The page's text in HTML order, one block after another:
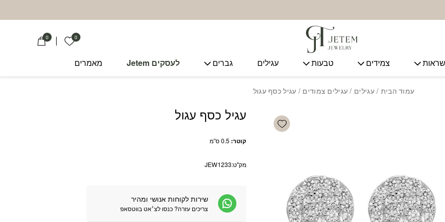
0 הרשימה שלי
0
צמידים טבעות עגילים גברים לעסקים Jetem מאמרים
עמוד הבית /עגילים / עגילים צמודים / עגיל כסף עגול
עגיל כסף עגול
קוטר:
מק"ט:JEW1233
שירות לקוחות אנושי ומהיר
צריכים עזרה? כנסו לצ׳אט בווטסאפ
Add wishlist